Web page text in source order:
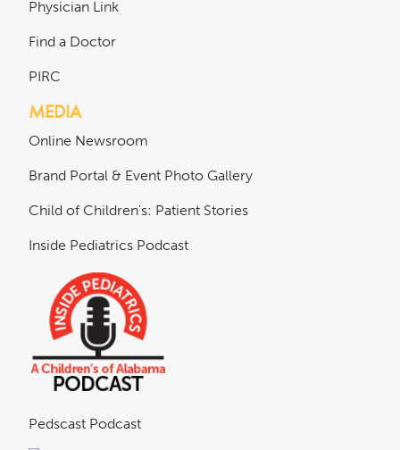
Physician Link
Find a Doctor
PIRC
MEDIA
Online Newsroom
Brand Portal & Event Photo Gallery
Child of Children's: Patient Stories
Inside Pediatrics Podcast
Pedscast Podcast